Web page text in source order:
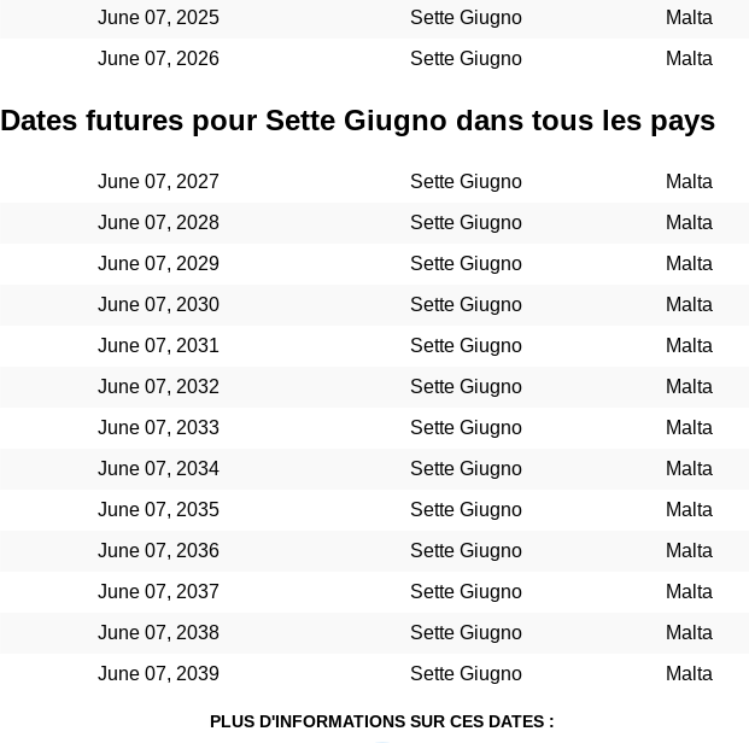
June 07, 2025
Sette Giugno
Malta
June 07, 2026
Sette Giugno Malta
Dates futures pour Sette Giugno dans tous les pays
June 07, 2027 Sette Giugno
Malta
June 07, 2028
Sette Giugno
Malta
June 07, 2029
Sette Giugno
Malta
June 07, 2030
Sette Giugno
Malta
June 07, 2031
Sette Giugno
Malta
June 07, 2032
Sette Giugno
Malta
June 07, 2033
Sette Giugno
Malta
June 07, 2034
Sette Giugno
Malta
June 07, 2035
Sette Giugno
Malta
June 07, 2036
Sette Giugno
Malta
June 07, 2037
Sette Giugno
Malta
June 07, 2038
Sette Giugno
Malta
June 07, 2039
Sette Giugno Malta
PLUS D'INFORMATIONS SUR CES DATES :